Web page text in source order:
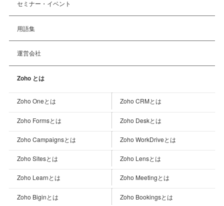
セミナー・イベント
用語集
運営会社
Zoho とは
Zoho Oneとは Zoho CRMとは
Zoho Formsとは Zoho Deskとは
Zoho Campaignsとは Zoho WorkDriveとは
Zoho Sitesとは Zoho Lensとは
Zoho Learnとは Zoho Meetingとは
Zoho Biginとは Zoho Bookingsとは